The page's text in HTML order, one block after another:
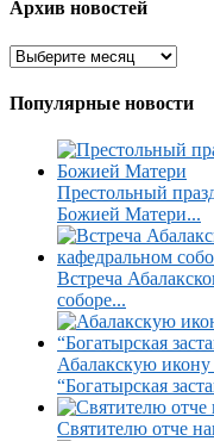
Архив новостей
Популярные новости
Престольный
Божией Матери...
Встреча
соборе...
Абалакскую
“Богатырская
Святителю отче